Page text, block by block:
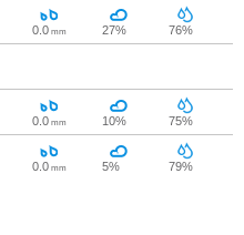
0.0 mm 27% 76%
0.0 mm 10% 75%
0.0 mm 5% 79%